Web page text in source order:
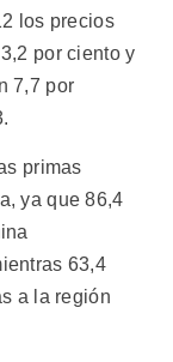
los precios
por ciento y
7,7 por
primas
ya que 86,4
63,4
a la región